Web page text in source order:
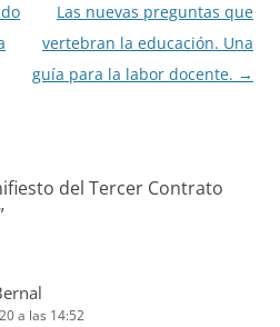
Las nuevas preguntas que
vertebran la educación. Una
guía para la labor docente. →
del Tercer Contrato
a las 14:52